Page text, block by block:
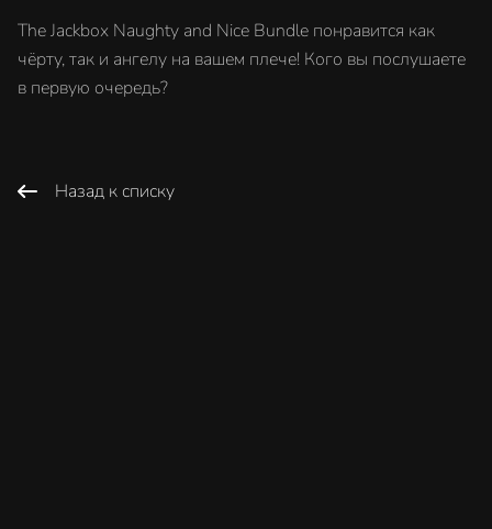
The Jackbox Naughty and Nice Bundle понравится как
чёрту, так и ангелу на вашем плече! Кого вы послушаете
в первую очередь?
Назад к списку